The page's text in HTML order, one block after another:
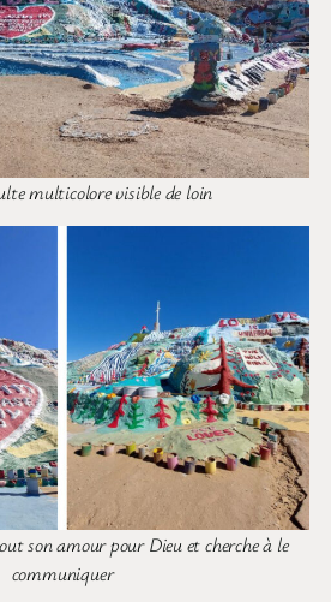
multicolore visible de loin
son amour pour Dieu et cherche à le
communiquer